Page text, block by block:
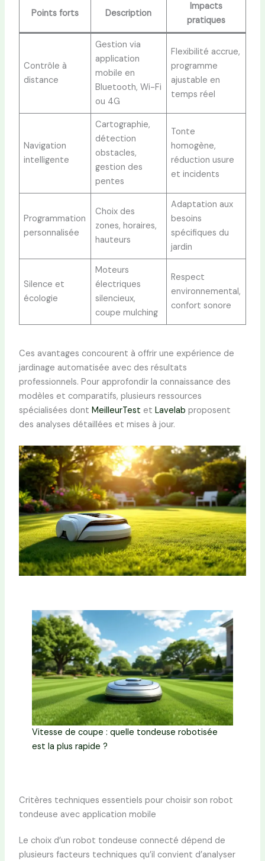
Points forts Description
Impacts
pratiques
Contrôle à
distance
Gestion via
application
mobile en
Bluetooth, Wi-Fi
ou 4G
Flexibilité accrue,
programme
ajustable en
temps réel
Navigation
intelligente
Cartographie,
détection
obstacles,
gestion des
pentes
Tonte
homogène,
réduction usure
et incidents
Programmation
personnalisée
Choix des
zones, horaires,
hauteurs
Adaptation aux
besoins
spécifiques du
jardin
Silence et
écologie
Moteurs
électriques
silencieux,
coupe mulching
Respect
environnemental,
confort sonore
Ces avantages concourent à offrir une expérience de
jardinage automatisée avec des résultats
professionnels. Pour approfondir la connaissance des
modèles et comparatifs, plusieurs ressources
spécialisées dont MeilleurTest et Lavelab proposent
des analyses détaillées et mises à jour.
Vitesse de coupe : quelle tondeuse robotisée
est la plus rapide ?
Critères techniques essentiels pour choisir son robot
tondeuse avec application mobile
Le choix d’un robot tondeuse connecté dépend de
plusieurs facteurs techniques qu’il convient d’analyser